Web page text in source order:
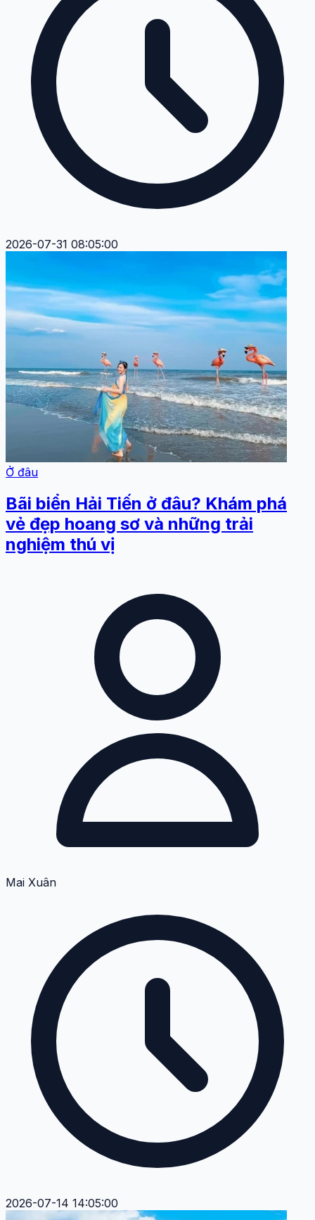
2026-07-31 08:05:00
Ở đâu
Bãi biển Hải Tiến ở đâu? Khám phá
vẻ đẹp hoang sơ và những trải
nghiệm thú vị
Mai Xuân
2026-07-14 14:05:00